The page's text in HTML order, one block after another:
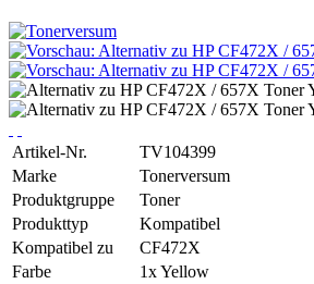
Artikel-Nr.
TV104399
Marke
Tonerversum
Produktgruppe
Toner
Produkttyp
Kompatibel
Kompatibel zu
CF472X
Farbe
1x Yellow